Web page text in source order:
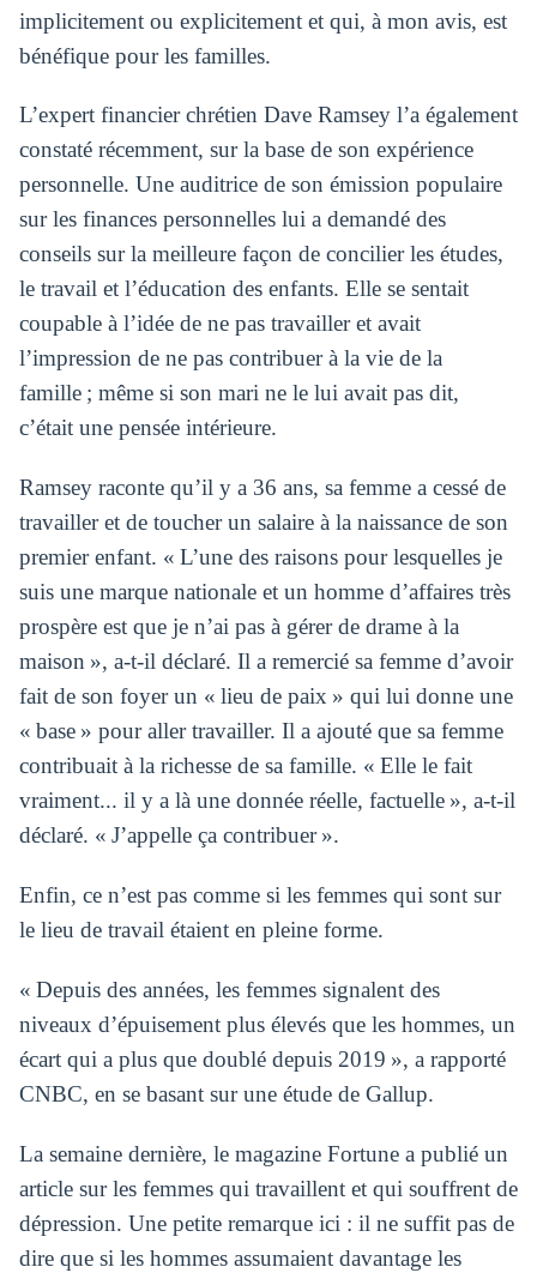
implicitement ou explicitement et qui, à mon avis, est
bénéfique pour les familles.
L’expert financier chrétien Dave Ramsey l’a également
constaté récemment, sur la base de son expérience
personnelle. Une auditrice de son émission populaire
sur les finances personnelles lui a demandé des
conseils sur la meilleure façon de concilier les études,
le travail et l’éducation des enfants. Elle se sentait
coupable à l’idée de ne pas travailler et avait
l’impression de ne pas contribuer à la vie de la
famille ; même si son mari ne le lui avait pas dit,
c’était une pensée intérieure.
Ramsey raconte qu’il y a 36 ans, sa femme a cessé de
travailler et de toucher un salaire à la naissance de son
premier enfant. « L’une des raisons pour lesquelles je
suis une marque nationale et un homme d’affaires très
prospère est que je n’ai pas à gérer de drame à la
maison », a-t-il déclaré. Il a remercié sa femme d’avoir
fait de son foyer un « lieu de paix » qui lui donne une
« base » pour aller travailler. Il a ajouté que sa femme
contribuait à la richesse de sa famille. « Elle le fait
vraiment... il y a là une donnée réelle, factuelle », a-t-il
déclaré. « J’appelle ça contribuer ».
Enfin, ce n’est pas comme si les femmes qui sont sur
le lieu de travail étaient en pleine forme.
« Depuis des années, les femmes signalent des
niveaux d’épuisement plus élevés que les hommes, un
écart qui a plus que doublé depuis 2019 », a rapporté
CNBC, en se basant sur une étude de Gallup.
La semaine dernière, le magazine Fortune a publié un
article sur les femmes qui travaillent et qui souffrent de
dépression. Une petite remarque ici : il ne suffit pas de
dire que si les hommes assumaient davantage les